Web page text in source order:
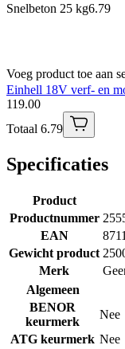
Snelbeton 25 kg6.79
Voeg product toe aan
Einhell 18V verf- en
119.00
Totaal 6.79
Specificaties
Product
Productnummer
EAN
Gewicht product
Merk
Algemeen
BENOR
keurmerk
Nee
ATG keurmerk Nee